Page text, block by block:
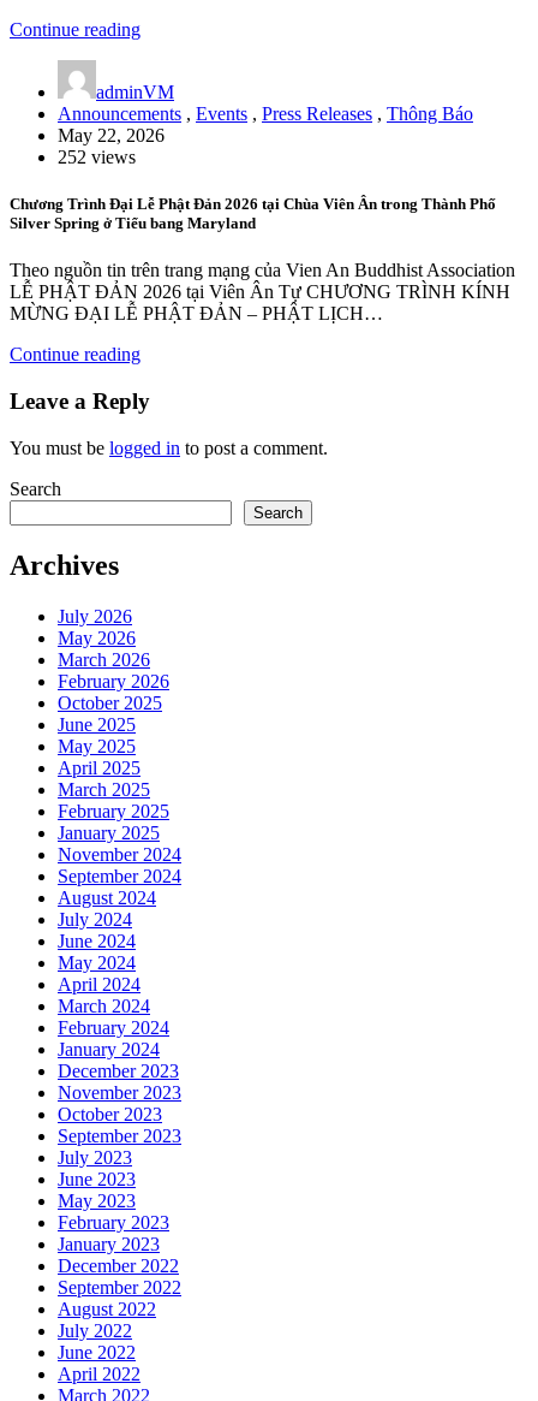
Continue reading
adminVM
Announcements , Events , Press Releases , Thông Báo
May 22, 2026
252 views
Chương Trình Đại Lễ Phật Đản 2026 tại Chùa Viên Ân trong Thành Phố
Silver Spring ở Tiểu bang Maryland
Theo nguồn tin trên trang mạng của Vien An Buddhist Association
LỄ PHẬT ĐẢN 2026 tại Viên Ân Tự CHƯƠNG TRÌNH KÍNH
MỪNG ĐẠI LỄ PHẬT ĐẢN – PHẬT LỊCH…
Continue reading
Leave a Reply
You must be logged in to post a comment.
Search
Search
Archives
July 2026
May 2026
March 2026
February 2026
October 2025
June 2025
May 2025
April 2025
March 2025
February 2025
January 2025
November 2024
September 2024
August 2024
July 2024
June 2024
May 2024
April 2024
March 2024
February 2024
January 2024
December 2023
November 2023
October 2023
September 2023
July 2023
June 2023
May 2023
February 2023
January 2023
December 2022
September 2022
August 2022
July 2022
June 2022
April 2022
March 2022